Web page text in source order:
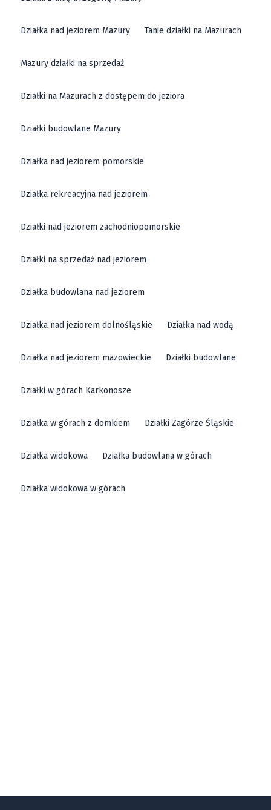
Działka nad jeziorem Mazury Tanie działki na Mazurach
Mazury działki na sprzedaż
Działki na Mazurach z dostępem do jeziora
Działki budowlane Mazury
Działka nad jeziorem pomorskie
Działka rekreacyjna nad jeziorem
Działki nad jeziorem zachodniopomorskie
Działki na sprzedaż nad jeziorem
Działka budowlana nad jeziorem
Działka nad jeziorem dolnośląskie Działka nad wodą
Działka nad jeziorem mazowieckie Działki budowlane
Działki w górach Karkonosze
Działka w górach z domkiem Działki Zagórze Śląskie
Działka widokowa Działka budowlana w górach
Działka widokowa w górach